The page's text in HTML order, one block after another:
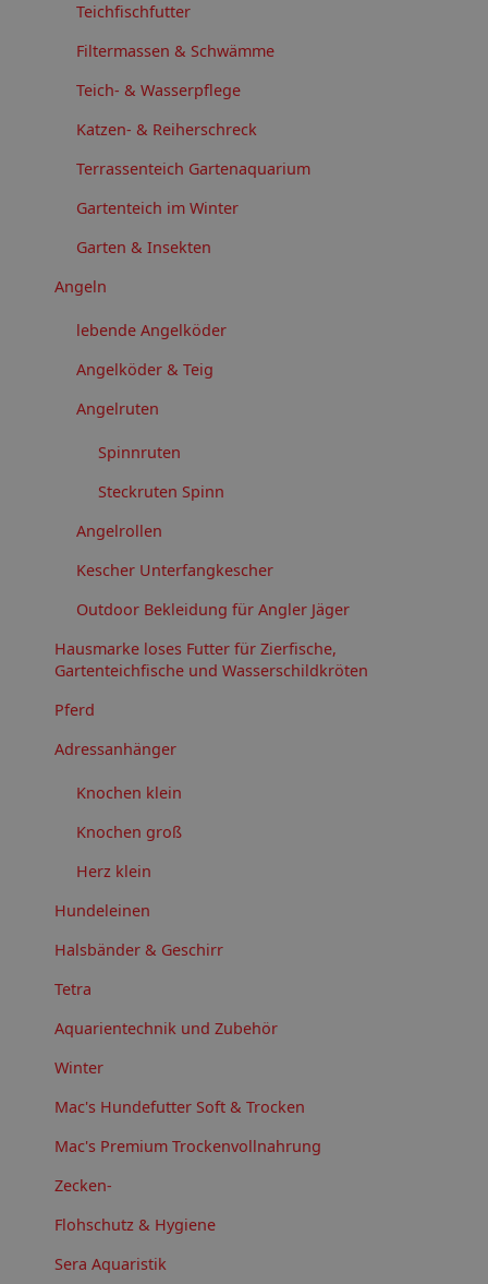
Teichfischfutter
Filtermassen & Schwämme
Teich- & Wasserpflege
Katzen- & Reiherschreck
Terrassenteich Gartenaquarium
Gartenteich im Winter
Garten & Insekten
Angeln
lebende Angelköder
Angelköder & Teig
Angelruten
Spinnruten
Steckruten Spinn
Angelrollen
Kescher Unterfangkescher
Outdoor Bekleidung für Angler Jäger
Hausmarke loses Futter für Zierfische,
Gartenteichfische und Wasserschildkröten
Pferd
Adressanhänger
Knochen klein
Knochen groß
Herz klein
Hundeleinen
Halsbänder & Geschirr
Tetra
Aquarientechnik und Zubehör
Winter
Mac's Hundefutter Soft & Trocken
Mac's Premium Trockenvollnahrung
Zecken-
Flohschutz & Hygiene
Sera Aquaristik